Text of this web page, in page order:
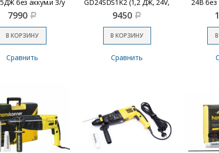
без аккум.и З/у
7990 Р
В КОРЗИНУ
Сравнить
GD24SDS1K2 (1,2 ДЖ, 24V,
c АКБ 2Ач и ЗУ)
9450 Р
В КОРЗИНУ
Сравнить
24B без